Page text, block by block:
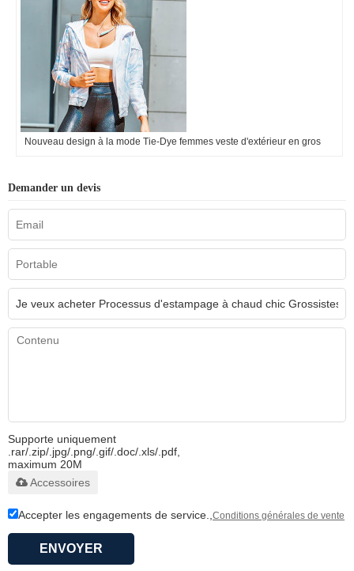
Nouveau design à la mode Tie-Dye femmes veste d'extérieur en gros
Demander un devis
Supporte uniquement
.rar/.zip/.jpg/.png/.gif/.doc/.xls/.pdf,
maximum 20M
Accessoires
Accepter les engagements de service., Conditions générales de vente
ENVOYER